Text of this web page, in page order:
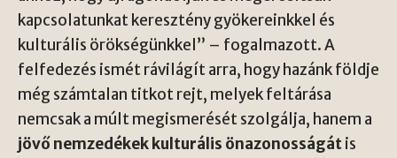
kapcsolatunkat keresztény gyökereinkkel és
kulturális örökségünkkel” – fogalmazott. A
felfedezés ismét rávilágít arra, hogy hazánk földje
még számtalan titkot rejt, melyek feltárása
nemcsak a múlt megismerését szolgálja, hanem a
jövő nemzedékek kulturális önazonosságátis